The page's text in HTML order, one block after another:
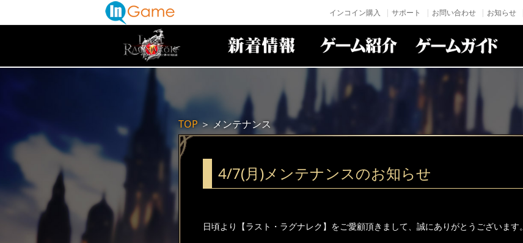
インコイン購入 サポート お問い合わせ お知らせ
TOP＞メンテナンス
4/7(月)メンテナンスのお知らせ
日頃より【ラスト・ラグナレク】をご愛顧頂きまして、誠にありがとうございます。